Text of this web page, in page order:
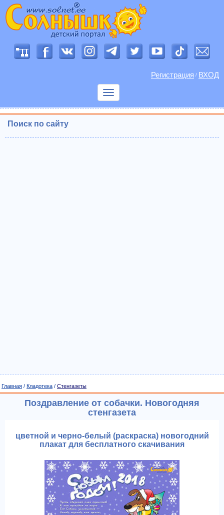
Регистрация / ВХОД
Показать
Поиск по сайту
Главная / Кладотека / Стенгазеты
Поздравление от собачки. Новогодняя
стенгазета
цветной и черно-белый (раскраска) новогодний
плакат для бесплатного скачивания